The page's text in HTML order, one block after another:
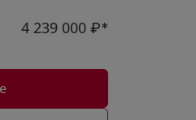
4 239 000 ₽*